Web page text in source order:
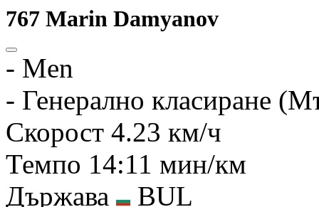
767 Marin Damyanov
- Men
- Генерално класиране
Скорост 4.23 км/ч
Темпо 14:11 мин/км
Държава
BUL